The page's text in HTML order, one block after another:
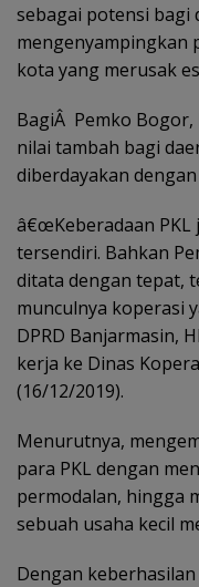
sebagai potensi bagi
mengenyampingkan
kota yang merusak
BagiÂ Pemko Bogor,
nilai tambah bagi
diberdayakan
â€œKeberadaan
tersendiri. Bahkan
ditata dengan tepat,
munculnya koperasi
DPRD Banjarmasin,
kerja ke Dinas
(16/12/2019).
Menurutnya,
para PKL dengan
permodalan, hingga
sebuah usaha kecil
Dengan